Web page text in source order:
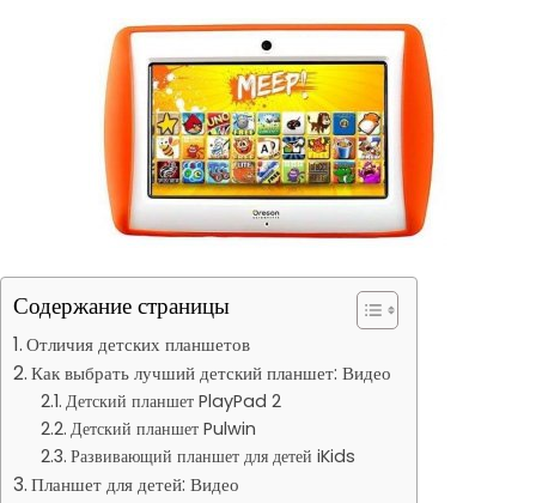
Содержание страницы
Отличия детских планшетов
Как выбрать лучший детский планшет: Видео
Детский планшет PlayPad 2
Детский планшет Pulwin
Развивающий планшет для детей iKids
Планшет для детей: Видео